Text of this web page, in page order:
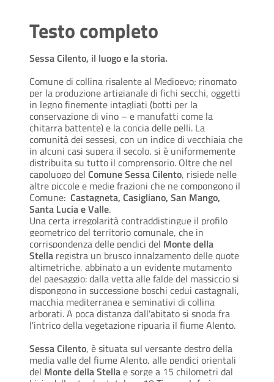
Testo completo
Sessa Cilento, il luogo e la storia.
Comune di collina risalente al Medioevo; rinomato
per la produzione artigianale di fichi secchi, oggetti
in legno finemente intagliati (botti per la
conservazione di vino – e manufatti come la
chitarra battente) e la concia delle pelli. La
comunità dei sessesi, con un indice di vecchiaia che
in alcuni casi supera il secolo, si è uniformemente
distribuita su tutto il comprensorio. Oltre che nel
capoluogo del Comune Sessa Cilento, risiede nelle
altre piccole e medie frazioni che ne compongono il
Comune: Castagneta, Casigliano, San Mango,
Santa Lucia e Valle.
Una certa irregolarità contraddistingue il profilo
geometrico del territorio comunale, che in
corrispondenza delle pendici del Monte della
Stella registra un brusco innalzamento delle quote
altimetriche, abbinato a un evidente mutamento
del paesaggio: dalla vetta alle falde del massiccio si
dispongono in successione boschi cedui castagnali,
macchia mediterranea e seminativi di collina
arborati. A poca distanza dall'abitato si snoda fra
l'intrico della vegetazione ripuaria il fiume Alento.
Sessa Cilento, è situata sul versante destro della
media valle del fiume Alento, alle pendici orientali
del Monte della Stellae sorge a 15 chilometri dal